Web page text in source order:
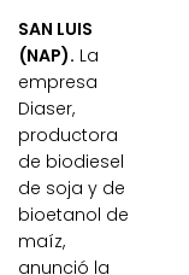
SAN LUIS
(NAP). La
empresa
Diaser,
productora
de biodiesel
de soja y de
bioetanol de
maíz,
anunció la